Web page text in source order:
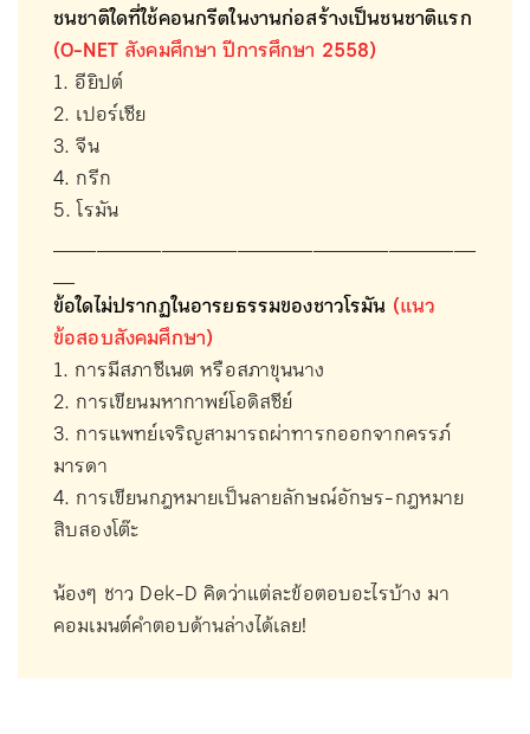
ชนชาติใดที่ใช้คอนกรีตในงานก่อสร้างเป็นชนชาติแรก
(O-NET สังคมศึกษา ปีการศึกษา 2558)
1. อียิปต์
2. เปอร์เซีย
3. จีน
4. กรีก
5. โรมัน
_______________________________________
__
ข้อใดไม่ปรากฏในอารยธรรมของชาวโรมัน (แนว
ข้อสอบสังคมศึกษา)
1. การมีสภาซีเนต หรือสภาขุนนาง
2. การเขียนมหากาพย์โอดิสซีย์
3. การแพทย์เจริญสามารถผ่าทารกออกจากครรภ์
มารดา
4. การเขียนกฎหมายเป็นลายลักษณ์อักษร-กฎหมาย
สิบสองโต๊ะ
น้องๆ ชาว Dek-D คิดว่าแต่ละข้อตอบอะไรบ้าง มา
คอมเมนต์คำตอบด้านล่างได้เลย!